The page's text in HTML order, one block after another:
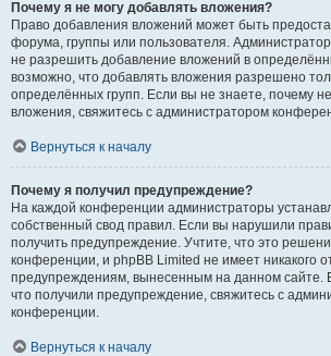
Почему я не могу добавлять вложения?
Право добавления вложений может быть
форума, группы или пользователя.
не разрешить добавление вложений в
возможно, что добавлять вложения разрешено
определённых групп. Если вы не знаете, почему
вложения, свяжитесь с администратором
Вернуться к началу
Почему я получил предупреждение?
На каждой конференции администраторы
собственный свод правил. Если вы нарушили
получить предупреждение. Учтите, что это
конференции, и phpBB Limited не имеет никакого
предупреждениям, вынесенным на данном сайте.
что получили предупреждение, свяжитесь с
конференции.
Вернуться к началу